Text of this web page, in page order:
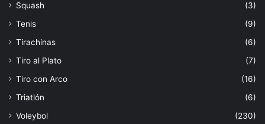
Squash
(3)
Tenis
(9)
Tirachinas
(6)
Tiro al Plato
(7)
Tiro con Arco
(16)
Triatlón
(6)
Voleybol
(230)